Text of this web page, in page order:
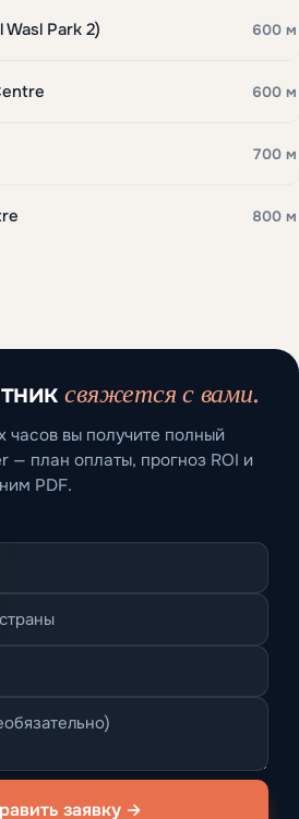
Park 2) 600 м
600 м
700 м
800 м
свяжется с вами.
часов вы получите полный
— план оплаты, прогноз ROI и
PDF.
заявку →